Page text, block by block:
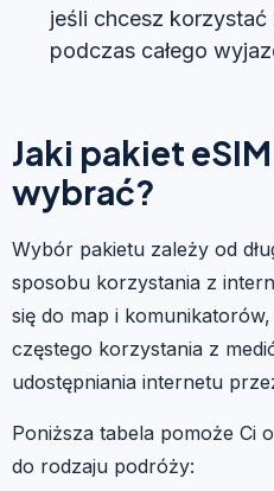
jeśli chcesz
podczas całego
Jaki pakiet
wybrać?
Wybór pakietu zależy od
sposobu korzystania z
się do map i
częstego korzystania z
udostępniania internetu
Poniższa tabela pomoże Ci
do rodzaju podróży: